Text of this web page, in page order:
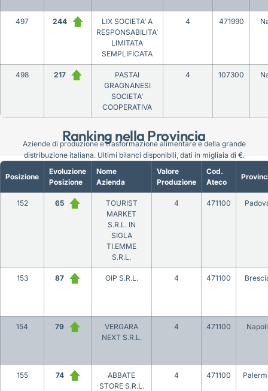
Ranking nella Provincia
497 244
LIX SOCIETA’ A
RESPONSABILITA’
LIMITATA
SEMPLIFICATA
4 471990
498 217
PASTAI
GRAGNANESI
SOCIETA’
COOPERATIVA
4 107300
Posizione
Evoluzione
Posizione
Nome
Azienda
Valore
Produzione
Cod.
Ateco
152 65
TOURIST
MARKET
S.R.L. IN
SIGLA
TI.EMME
S.R.L.
4 471100
153 87 OIP S.R.L. 4 471100
154 79
VERGARA
NEXT S.R.L.
4 471100 Napoli
155 74
ABBATE
STORE S.R.L.
4 471100
Aziende di produzione e trasformazione alimentare e della grande
distribuzione italiana. Ultimi bilanci disponibili, dati in migliaia di €.